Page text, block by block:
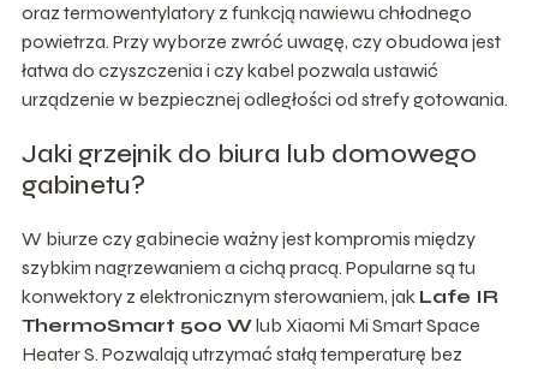
oraz termowentylatory z funkcją nawiewu chłodnego
powietrza. Przy wyborze zwróć uwagę, czy obudowa jest
łatwa do czyszczenia i czy kabel pozwala ustawić
urządzenie w bezpiecznej odległości od strefy gotowania.
Jaki grzejnik do biura lub domowego
gabinetu?
W biurze czy gabinecie ważny jest kompromis między
szybkim nagrzewaniem a cichą pracą. Popularne są tu
konwektory z elektronicznym sterowaniem, jak Lafe IR
ThermoSmart 500 Wlub Xiaomi Mi Smart Space
Heater S. Pozwalają utrzymać stałą temperaturę bez